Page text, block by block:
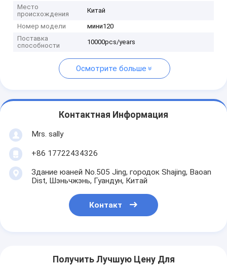
Место
происхождения
Китай
Номер модели
мини120
Поставка
способности
10000pcs/years
Осмотрите больше
Контактная Информация
Mrs. sally
+86 17722434326
Здание юаней No.505 Jing, городок Shajing, Baoan
Dist, Шэньчжэнь, Гуандун, Китай
Контакт
Получить Лучшую Цену Для